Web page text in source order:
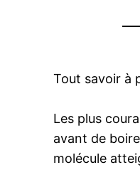
Tout savoir à
Les plus
avant de
molécule